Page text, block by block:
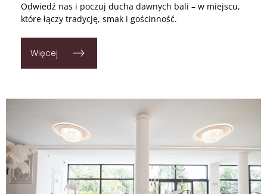
Odwiedź nas i poczuj ducha dawnych bali – w miejscu,
które łączy tradycję, smak i gościnność.
Więcej